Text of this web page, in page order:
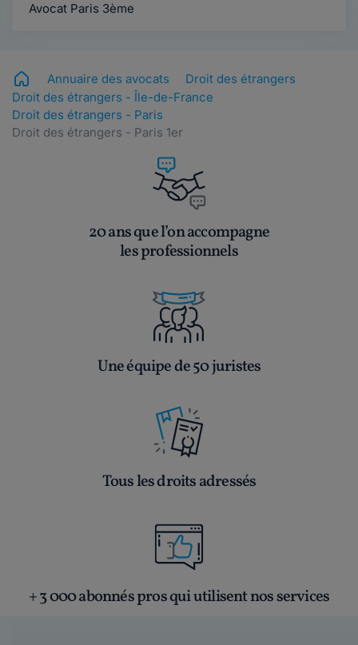
Avocat Paris 3ème
Annuaire des avocats
Droit des étrangers
Droit des étrangers - Île-de-France
Droit des étrangers - Paris
Droit des étrangers - Paris 1er
20 ans que l’on accompagne
les professionnels
Une équipe de 50 juristes
Tous les droits adressés
+ 3 000 abonnés pros qui utilisent nos services